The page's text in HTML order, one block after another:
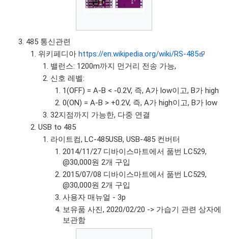
485 통신관련
위키페디아https://en.wikipedia.org/wiki/RS-485
밸런스: 1200m까지 먼거리 전송 가능,
신호 레벨:
1(OFF) = A-B < -0.2V, 즉, A가 low이고, B가 high
0(ON) = A-B > +0.2V, 즉, A가 high이고, B가 low
32지점까지 가능한, 다중 연결
USB to 485
라이트컴, LC-485USB, USB-485 컨버터
2014/11/27 디바이스마트에서 품번 LC529,
@30,000원 2개 구입
2015/07/08 디바이스마트에서 품번 LC529,
@30,000원 2개 구입
사용자 매뉴얼 - 3p
보유품 사진, 2020/02/20 -> 가습기 관련 상자에
보관함